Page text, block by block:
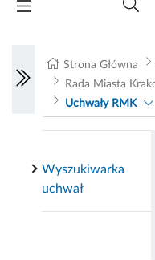
Strona Główna
Rada Miasta
Uchwały RMK
Wyszukiwarka
uchwał